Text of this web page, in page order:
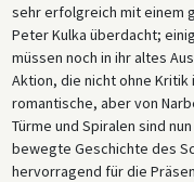
sehr erfolgreich mit einem
Peter Kulka überdacht;
müssen noch in ihr altes
Aktion, die nicht ohne
romantische, aber von
Türme und Spiralen sind
bewegte Geschichte des
hervorragend für die